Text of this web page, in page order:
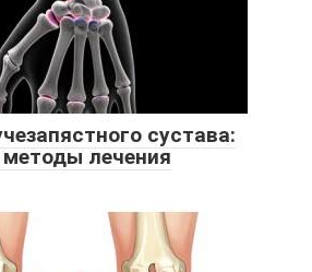
сустава:
методы лечения